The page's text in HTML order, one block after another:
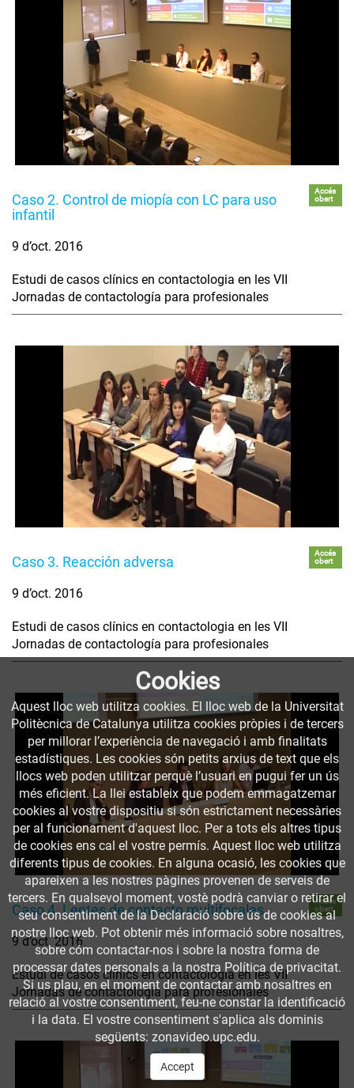
Caso 2. Control de miopía con LC para uso
infantil
Accés
obert
9 d’oct. 2016
Estudi de casos clínics en contactologia en les VII
Jornadas de contactología para profesionales
Caso 3. Reacción adversa
Accés
obert
9 d’oct. 2016
Estudi de casos clínics en contactologia en les VII
Jornadas de contactología para profesionales
Caso 4. Lentes de contacto multifocales
Accés
obert
9 d’oct. 2016
Estudi de casos clínics en contactologia en les VII
Jornadas de contactología para profesionales
Cookies
Aquest lloc web utilitza cookies. El lloc web de la Universitat
Politècnica de Catalunya utilitza cookies pròpies i de tercers
per millorar l’experiència de navegació i amb finalitats
estadístiques. Les cookies són petits arxius de text que els
llocs web poden utilitzar perquè l’usuari en pugui fer un ús
més eficient. La llei estableix que podem emmagatzemar
cookies al vostre dispositiu si són estrictament necessàries
per al funcionament d'aquest lloc. Per a tots els altres tipus
de cookies ens cal el vostre permís. Aquest lloc web utilitza
diferents tipus de cookies. En alguna ocasió, les cookies que
apareixen a les nostres pàgines provenen de serveis de
tercers. En qualsevol moment, vostè podrà canviar o retirar el
seu consentiment de la Declaració sobre ús de cookies al
nostre lloc web. Pot obtenir més informació sobre nosaltres,
sobre cóm contactar-nos i sobre la nostra forma de
processar dates personals a la nostra Política de privacitat.
Si us plau, en el moment de contactar amb nosaltres en
relació al vostre consentiment, feu-ne constar la identificació
i la data. El vostre consentiment s'aplica als dominis
següents: zonavideo.upc.edu.
Accept